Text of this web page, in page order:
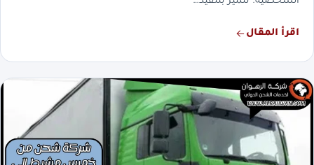
اقرأ المقال